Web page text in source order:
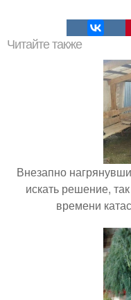
Читайте также
Внезапно
искать решение,
времени